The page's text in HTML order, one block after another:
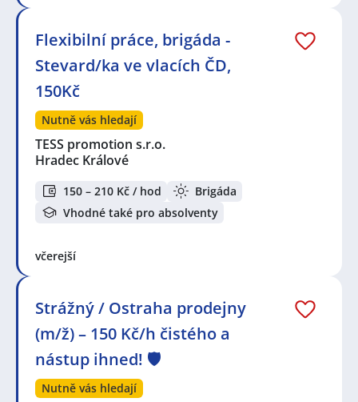
Flexibilní práce, brigáda -
Stevard/ka ve vlacích ČD,
150Kč
Nutně vás hledají
TESS promotion s.r.o.
Hradec Králové
150 – 210 Kč / hod
Brigáda
Vhodné také pro absolventy
včerejší
Strážný / Ostraha prodejny
(m/ž) – 150 Kč/h čistého a
nástup ihned! 🛡️
Nutně vás hledají